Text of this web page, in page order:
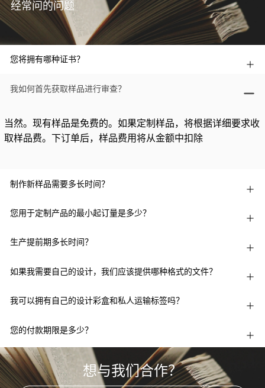
经常问的问题
您将拥有哪种证书？
我如何首先获取样品进行审查？
制作新样品需要多长时间？
您用于定制产品的最小起订量是多少？
生产提前期多长时间？
如果我需要自己的设计，我们应该提供哪种格式的文件？
我可以拥有自己的设计彩盒和私人运输标签吗？
您的付款期限是多少？
当然。现有样品是免费的。如果定制样品，将根据详细要求收
取样品费。下订单后，样品费用将从金额中扣除
想与我们合作？